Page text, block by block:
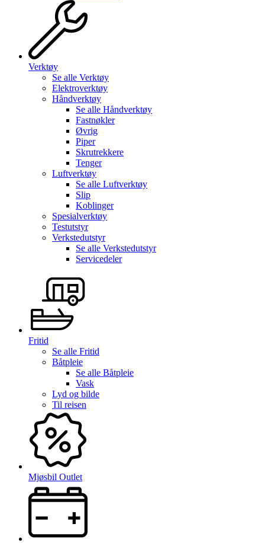
Verktøy
Se alle Verktøy
Elektroverktøy
Håndverktøy
Se alle Håndverktøy
Fastnøkler
Øvrig
Piper
Skrutrekkere
Tenger
Luftverktøy
Se alle Luftverktøy
Slip
Koblinger
Spesialverktøy
Testutstyr
Verkstedutstyr
Se alle Verkstedutstyr
Servicedeler
Fritid
Se alle Fritid
Båtpleie
Se alle Båtpleie
Vask
Lyd og bilde
Til reisen
Mjøsbil Outlet